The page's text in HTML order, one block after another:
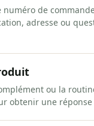
de commande
adresse ou
ou la
obtenir une